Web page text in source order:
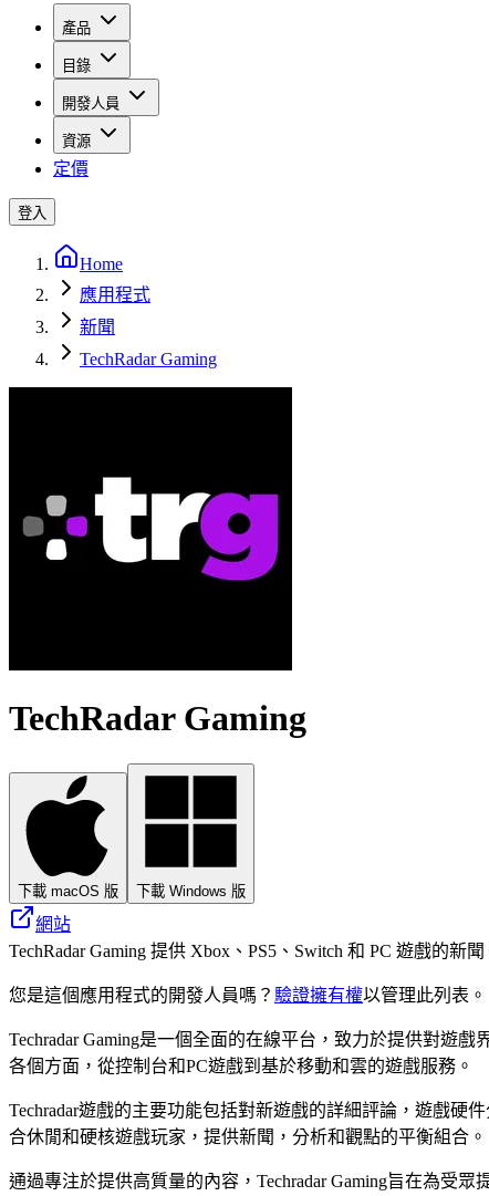
產品
目錄
開發人員
資源
定價
登入
Home
應用程式
新聞
TechRadar Gaming
TechRadar Gaming
下載 macOS 版 下載 Windows 版
網站
TechRadar Gaming 提供 Xbox、PS5、Switch 和 PC 遊戲的
您是這個應用程式的開發人員嗎？ 驗證擁有權以管理此列表。
Techradar Gaming是一個全面的在線平台，致力於提供對遊
各個方面，從控制台和PC遊戲到基於移動和雲的遊戲服務。
Techradar遊戲的主要功能包括對新遊戲的詳細評論，遊戲
合休閒和硬核遊戲玩家，提供新聞，分析和觀點的平衡組合。
通過專注於提供高質量的內容，Techradar Gaming旨在為受